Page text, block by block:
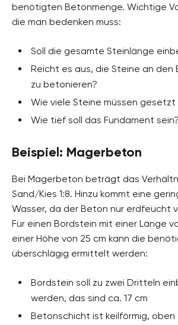
benötigten Betonmenge. Wichtige
die man bedenken muss:
Soll die gesamte Steinlänge
Reicht es aus, die Steine an den
zu betonieren?
Wie viele Steine müssen gesetzt
Wie tief soll das Fundament sein?
Beispiel: Magerbeton
Bei Magerbeton beträgt das
Sand/Kies 1:8. Hinzu kommt eine
Wasser, da der Beton nur erdfeucht
Für einen Bordstein mit einer Länge
einer Höhe von 25 cm kann die
überschlägig ermittelt werden:
Bordstein soll zu zwei Dritteln
werden, das sind ca. 17 cm
Betonschicht ist keilförmig,